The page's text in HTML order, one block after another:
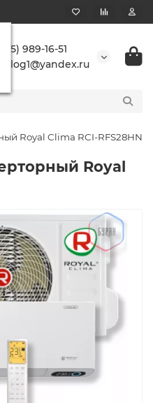
989-16-51
Royal Clima RCI-RFS28HN
Royal